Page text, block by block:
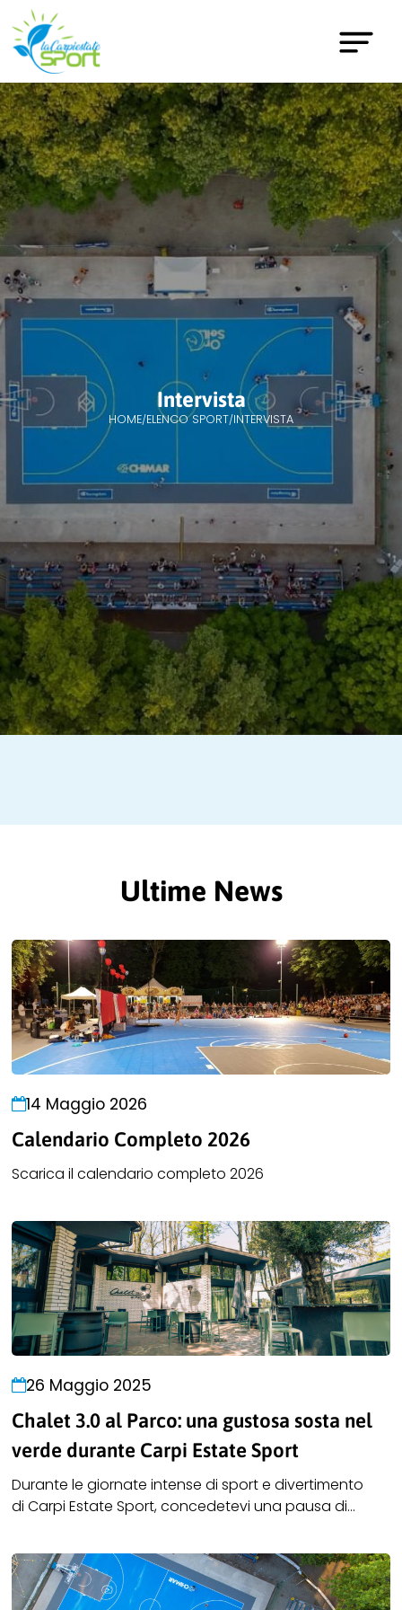
Intervista
HOME ELENCO SPORT INTERVISTA
Ultime News
14 Maggio 2026
Calendario Completo 2026
Scarica il calendario completo 2026
26 Maggio 2025
Chalet 3.0 al Parco: una gustosa sosta nel
verde durante Carpi Estate Sport
Durante le giornate intense di sport e divertimento
di Carpi Estate Sport, concedetevi una pausa di
nel verde del Parco delle Rimembranze. Il punto di
ristoro ideale per famiglie e sportivi, aperti a pranzo,
aperitivo, cena e dopocena.Potrete vivere